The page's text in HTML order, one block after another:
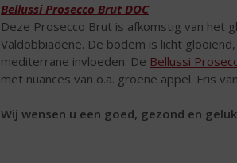
Bellussi Prosecco Brut DOC
Deze Prosecco Brut is afkomstig van het
Valdobbiadene. De bodem is licht
mediterrane invloeden. De Bellussi
met nuances van o.a. groene appel. Fris
Wij wensen u een goed, gezond en